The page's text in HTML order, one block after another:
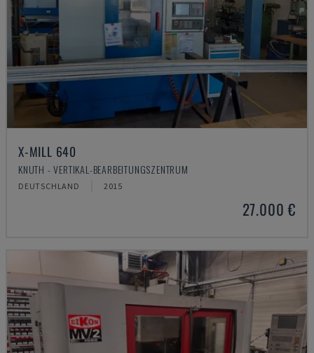
X-MILL 640
KNUTH - VERTIKAL-BEARBEITUNGSZENTRUM
DEUTSCHLAND 2015
27.000 €